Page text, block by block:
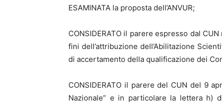
ESAMINATA la proposta dell’ANVUR;
CONSIDERATO il parere espresso dal
fini dell’attribuzione dell’Abilitazione
di accertamento della qualificazione dei
CONSIDERATO il parere del CUN del 9
Nazionale” e in particolare la lettera h)